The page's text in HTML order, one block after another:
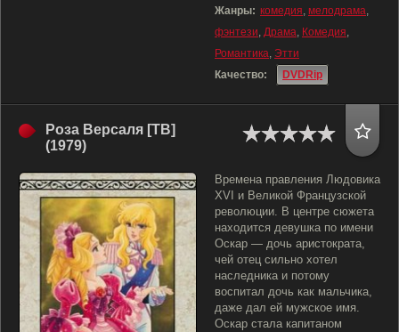
Жанры: комедия, мелодрама,
фэнтези, Драма, Комедия,
Романтика, Этти
Качество:
DVDRip
Роза Версаля [ТВ]
(1979)
Времена правления Людовика
XVI и Великой Французской
революции. В центре сюжета
находится девушка по имени
Оскар — дочь аристократа,
чей отец сильно хотел
наследника и потому
воспитал дочь как мальчика,
даже дал ей мужское имя.
Оскар стала капитаном